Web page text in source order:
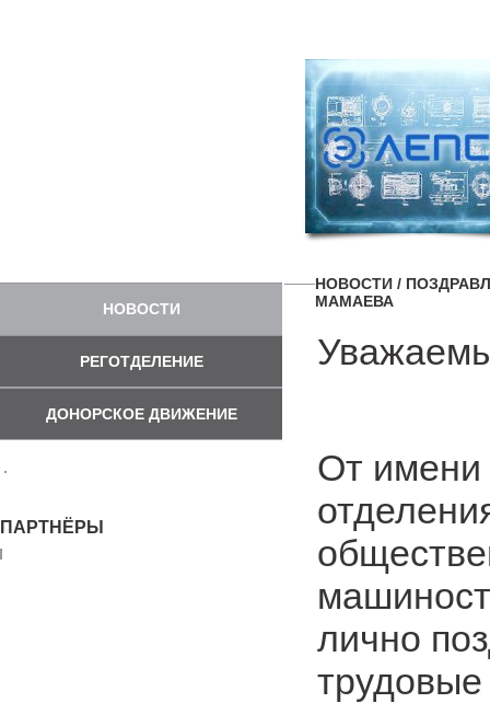
НОВОСТИ
РЕГОТДЕЛЕНИЕ
ДОНОРСКОЕ ДВИЖЕНИЕ
ПАРТНЁРЫ
НОВОСТИ /
МАМАЕВА
От имени
лично